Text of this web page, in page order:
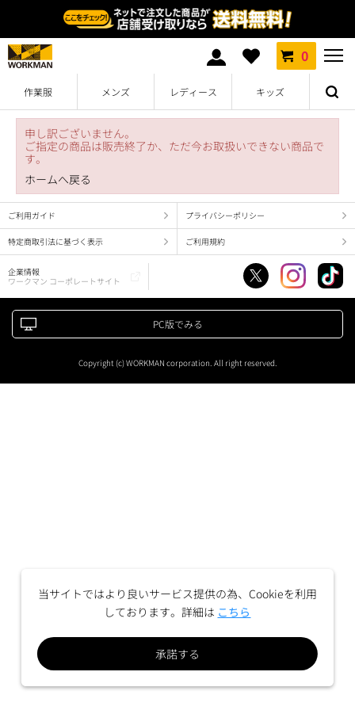
0
作業服 メンズ レディース キッズ
申し訳ございません。
ご指定の商品は販売終了か、ただ今お取扱いできない商品で
す。
ホームへ戻る
ご利用ガイド プライバシーポリシー
特定商取引法に基づく表示 ご利用規約
企業情報
ワークマン コーポレートサイト
PC版でみる
Copyright (c) WORKMAN corporation. All right reserved.
当サイトではより良いサービス提供の為、Cookieを利用
しております。詳細は こちら
承諾する